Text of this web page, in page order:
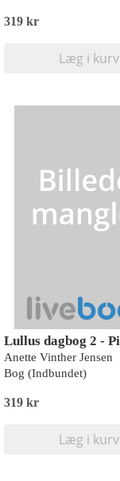
319 kr
Læg i kurv
Anette Vinther Jensen
Bog (Indbundet)
319 kr
Læg i kurv